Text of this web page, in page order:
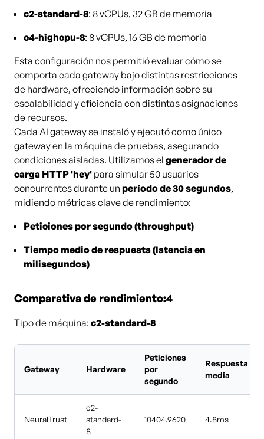
c2-standard-8: 8 vCPUs, 32 GB de memoria
c4-highcpu-8: 8 vCPUs, 16 GB de memoria
Esta configuración nos permitió evaluar cómo se
comporta cada gateway bajo distintas restricciones
de hardware, ofreciendo información sobre su
escalabilidad y eficiencia con distintas asignaciones
de recursos.
Cada AI gateway se instaló y ejecutó como único
gateway en la máquina de pruebas, asegurando
condiciones aisladas. Utilizamos el generador de
carga HTTP 'hey' para simular 50 usuarios
concurrentes durante un período de 30 segundos,
midiendo métricas clave de rendimiento:
Peticiones por segundo (throughput)
Tiempo medio de respuesta (latencia en
milisegundos)
Comparativa de rendimiento:4
Tipo de máquina: c2-standard-8
Gateway Hardware
Peticiones
por
segundo
Respuesta
media
NeuralTrust
c2-
standard-
8
10404.9620 4.8ms